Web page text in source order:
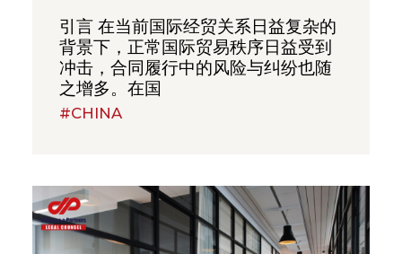
引言 在当前国际经贸关系日益复杂的
背景下，正常国际贸易秩序日益受到
冲击，合同履行中的风险与纠纷也随
之增多。在国
#CHINA